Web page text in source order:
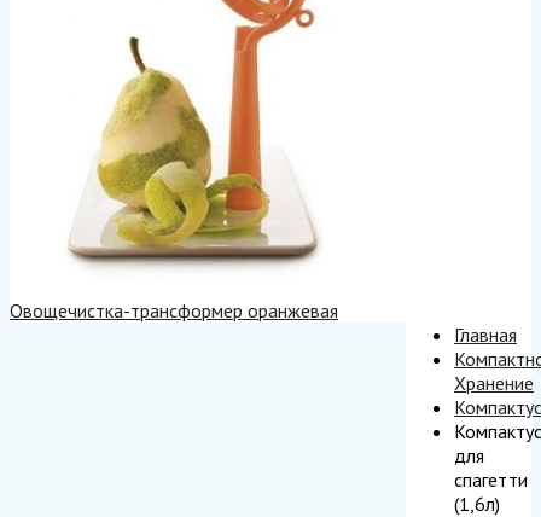
Овощечистка-трансформер оранжевая
Главная
Хранение
Компактус
для
спагетти
(1,6л)